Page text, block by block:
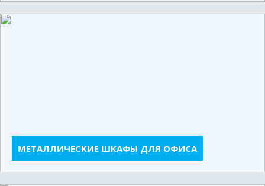
МЕТАЛЛИЧЕСКИЕ ШКАФЫ ДЛЯ ОФИСА